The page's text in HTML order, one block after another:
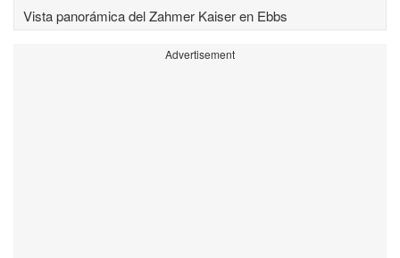
Vista panorámica del Zahmer Kaiser en Ebbs
Advertisement